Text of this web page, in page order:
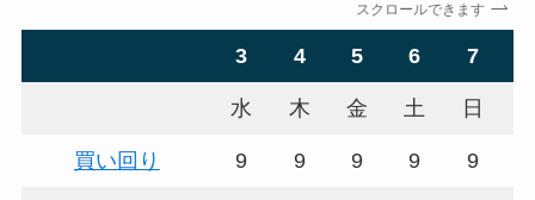
スクロールできます
3 4 5 6 7
水 木 金 土 日
買い回り 9 9 9 9 9